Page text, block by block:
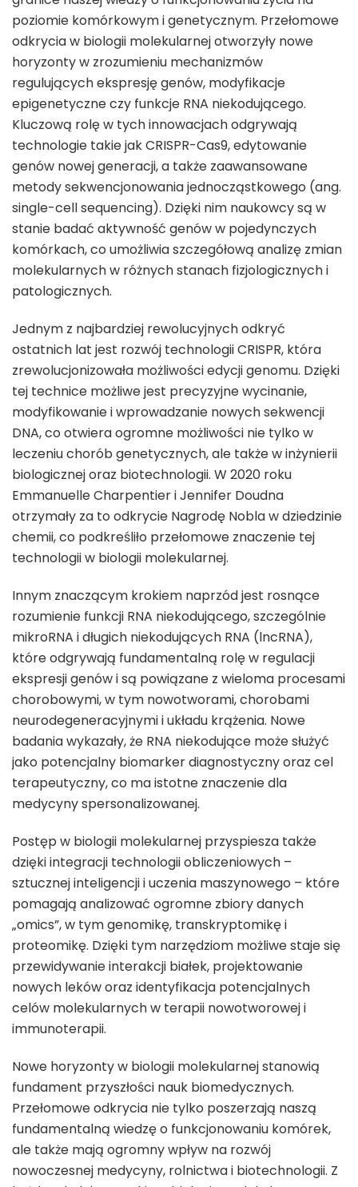
poziomie komórkowym i genetycznym. Przełomowe
odkrycia w biologii molekularnej otworzyły nowe
horyzonty w zrozumieniu mechanizmów
regulujących ekspresję genów, modyfikacje
epigenetyczne czy funkcje RNA niekodującego.
Kluczową rolę w tych innowacjach odgrywają
technologie takie jak CRISPR-Cas9, edytowanie
genów nowej generacji, a także zaawansowane
metody sekwencjonowania jednocząstkowego (ang.
single-cell sequencing). Dzięki nim naukowcy są w
stanie badać aktywność genów w pojedynczych
komórkach, co umożliwia szczegółową analizę zmian
molekularnych w różnych stanach fizjologicznych i
patologicznych.
Jednym z najbardziej rewolucyjnych odkryć
ostatnich lat jest rozwój technologii CRISPR, która
zrewolucjonizowała możliwości edycji genomu. Dzięki
tej technice możliwe jest precyzyjne wycinanie,
modyfikowanie i wprowadzanie nowych sekwencji
DNA, co otwiera ogromne możliwości nie tylko w
leczeniu chorób genetycznych, ale także w inżynierii
biologicznej oraz biotechnologii. W 2020 roku
Emmanuelle Charpentier i Jennifer Doudna
otrzymały za to odkrycie Nagrodę Nobla w dziedzinie
chemii, co podkreśliło przełomowe znaczenie tej
technologii w biologii molekularnej.
Innym znaczącym krokiem naprzód jest rosnące
rozumienie funkcji RNA niekodującego, szczególnie
mikroRNA i długich niekodujących RNA (lncRNA),
które odgrywają fundamentalną rolę w regulacji
ekspresji genów i są powiązane z wieloma procesami
chorobowymi, w tym nowotworami, chorobami
neurodegeneracyjnymi i układu krążenia. Nowe
badania wykazały, że RNA niekodujące może służyć
jako potencjalny biomarker diagnostyczny oraz cel
terapeutyczny, co ma istotne znaczenie dla
medycyny spersonalizowanej.
Postęp w biologii molekularnej przyspiesza także
dzięki integracji technologii obliczeniowych –
sztucznej inteligencji i uczenia maszynowego – które
pomagają analizować ogromne zbiory danych
„omics”, w tym genomikę, transkryptomikę i
proteomikę. Dzięki tym narzędziom możliwe staje się
przewidywanie interakcji białek, projektowanie
nowych leków oraz identyfikacja potencjalnych
celów molekularnych w terapii nowotworowej i
immunoterapii.
Nowe horyzonty w biologii molekularnej stanowią
fundament przyszłości nauk biomedycznych.
Przełomowe odkrycia nie tylko poszerzają naszą
fundamentalną wiedzę o funkcjonowaniu komórek,
ale także mają ogromny wpływ na rozwój
nowoczesnej medycyny, rolnictwa i biotechnologii. Z